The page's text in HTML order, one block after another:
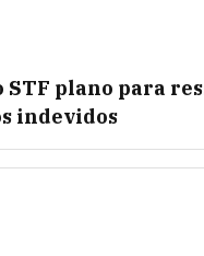
STF plano para
indevidos